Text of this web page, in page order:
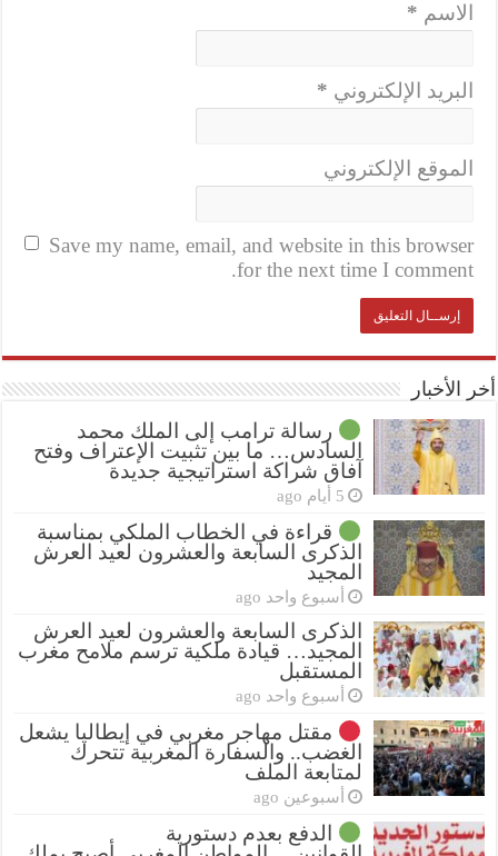
الاسم *
البريد الإلكتروني *
الموقع الإلكتروني
Save my name, email, and website in this browser
for the next time I comment.
أخر الأخبار
رسالة ترامب إلى الملك محمد
السادس… ما بين تثبيت الإعتراف وفتح
آفاق شراكة استراتيجية جديدة
5 أيام ago
قراءة في الخطاب الملكي بمناسبة
الذكرى السابعة والعشرون لعيد العرش
المجيد
أسبوع واحد ago
الذكرى السابعة والعشرون لعيد العرش
المجيد… قيادة ملكية ترسم ملامح مغرب
المستقبل
أسبوع واحد ago
مقتل مهاجر مغربي في إيطاليا يشعل
الغضب.. والسفارة المغربية تتحرك
لمتابعة الملف
أسبوعين ago
الدفع بعدم دستورية